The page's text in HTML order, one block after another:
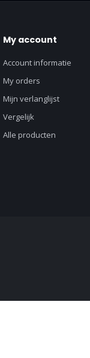
My account
Account informatie
My orders
Mijn verlanglijst
Vergelijk
Alle producten